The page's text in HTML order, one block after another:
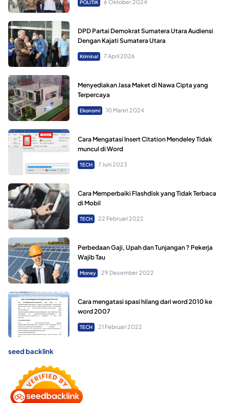
POLITIK 6 Oktober 2024
DPD Partai Demokrat Sumatera Utara Audiensi
Dengan Kajati Sumatera Utara
Kriminal 7 April 2026
Menyediakan Jasa Maket di Nawa Cipta yang
Terpercaya
Ekonomi 10 Maret 2024
Cara Mengatasi Insert Citation Mendeley Tidak
muncul di Word
TECH 7 Juni 2023
Cara Memperbaiki Flashdisk yang Tidak Terbaca
di Mobil
TECH 22 Februari 2022
Perbedaan Gaji, Upah dan Tunjangan ? Pekerja
Wajib Tau
Money 29 Desember 2022
Cara mengatasi spasi hilang dari word 2010 ke
word 2007
TECH 21 Februari 2022
seed backlink